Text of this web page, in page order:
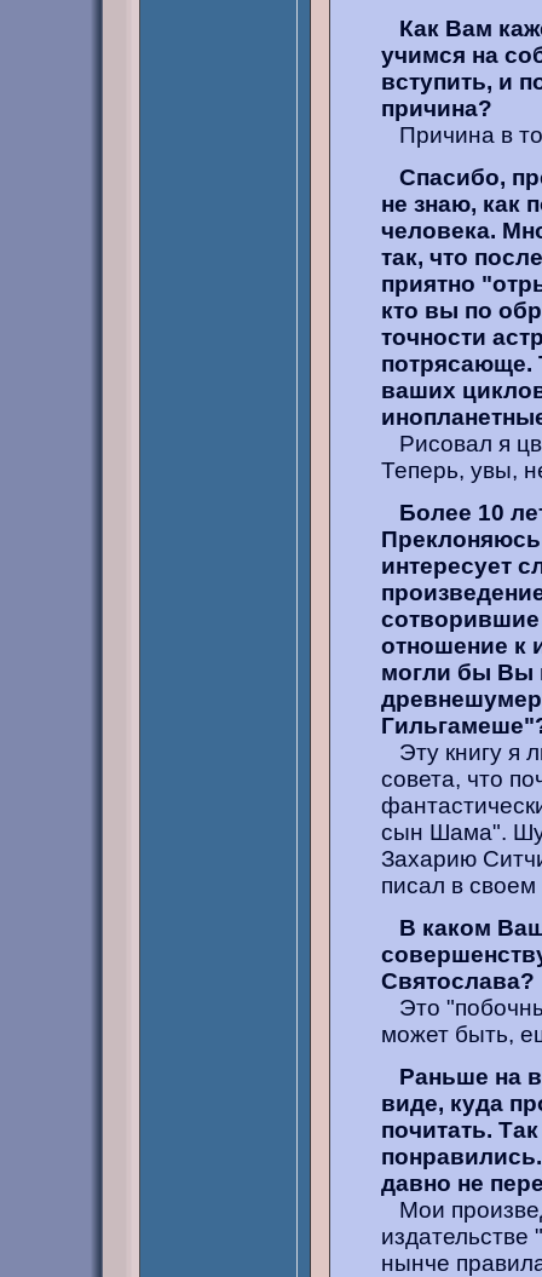
Как Вам
учимся на
вступить, и
причина?
Причина в
Спасибо,
не знаю, как
человека.
так, что
приятно
кто вы по
точности
потрясающе.
ваших
Рисовал я
Теперь, увы,
Более 10
интересует
отношение к
могли бы Вы
Эту книгу я
совета, что
сын Шама".
Захарию
писал в
В каком
Святослава?
Это
может быть,
Раньше на
виде, куда
почитать.
давно не
Мои
нынче